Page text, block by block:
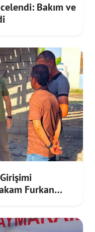
Bakım ve
Furkan